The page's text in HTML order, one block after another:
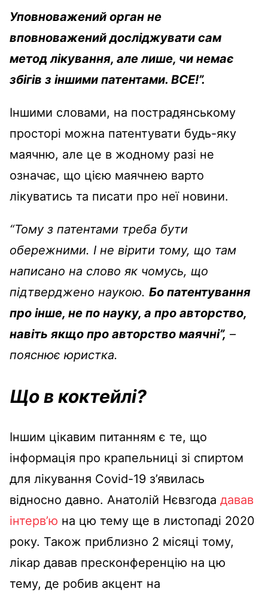
Уповноважений орган не
вповноважений досліджувати сам
метод лікування, але лише, чи немає
збігів з іншими патентами. ВСЕ!”.
Іншими словами, на пострадянському
просторі можна патентувати будь-яку
маячню, але це в жодному разі не
означає, що цією маячнею варто
лікуватись та писати про неї новини.
“Тому з патентами треба бути
обережними. І не вірити тому, що там
написано на слово як чомусь, що
підтверджено наукою. Бо патентування
про інше, не по науку, а про авторство,
навіть якщо про авторство маячні”, –
пояснює юристка.
Що в коктейлі?
Іншим цікавим питанням є те, що
інформація про крапельниці зі спиртом
для лікування Covid-19 з’явилась
відносно давно. Анатолій Нєвзгода давав
інтерв’ю на цю тему ще в листопаді 2020
року. Також приблизно 2 місяці тому,
лікар давав пресконференцію на цю
тему, де робив акцент на